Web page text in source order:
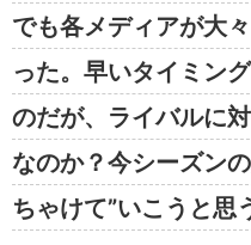
でも各メディアが大
った。早いタイミン
のだが、ライバルに
なのか？今シーズン
ちゃけて”いこうと思